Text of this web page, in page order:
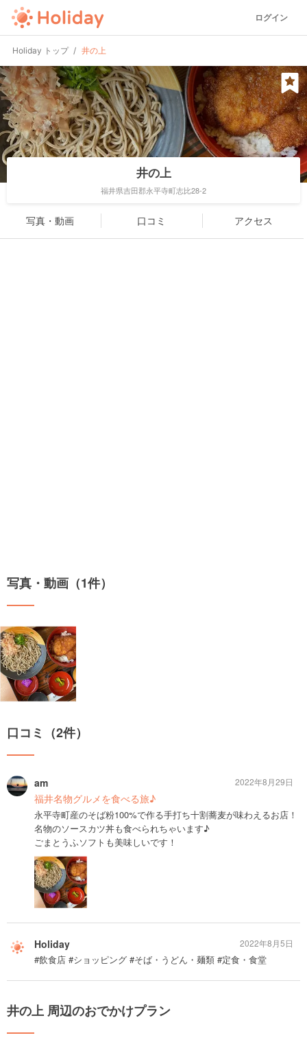
ログイン
Holiday トップ 井の上
井の上
福井県吉田郡永平寺町志比28-2
写真・動画 口コミ アクセス
写真・動画（1件）
口コミ（2件）
am
福井名物グルメを食べる旅♪
永平寺町産のそば粉100%で作る手打ち十割蕎麦が味わえるお店！
名物のソースカツ丼も食べられちゃいます♪
ごまとうふソフトも美味しいです！
2022年8月29日
Holiday
#飲食店 #ショッピング #そば・うどん・麺類 #定食・食堂
2022年8月5日
井の上 周辺のおでかけプラン